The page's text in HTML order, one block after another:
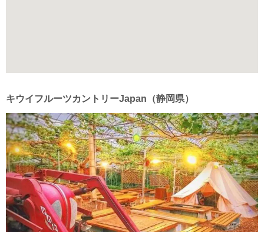
キウイフルーツカントリーJapan（静岡県）